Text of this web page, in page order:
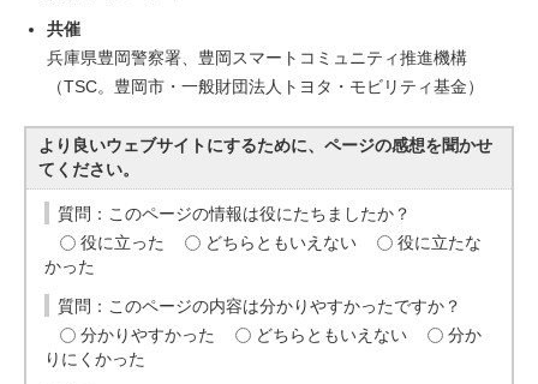
共催
兵庫県豊岡警察署、豊岡スマートコミュニティ推進機構
（TSC。豊岡市・一般財団法人トヨタ・モビリティ基金）
より良いウェブサイトにするために、ページの感想を聞かせ
てください。
質問：このページの情報は役にたちましたか？
役に立った
どちらともいえない
役に立たな
かった
質問：このページの内容は分かりやすかったですか？
分かりやすかった
どちらともいえない
分か
りにくかった